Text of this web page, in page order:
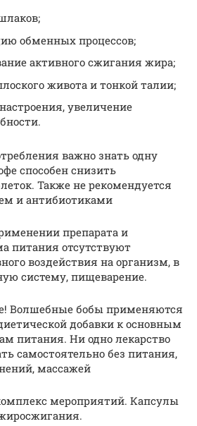
обменных процессов;
активного сжигания жира;
живота и тонкой талии;
увеличение
важно знать одну
способен снизить
Также не рекомендуется
и антибиотиками
препарата и
питания отсутствуют
воздействия на организм, в
систему, пищеварение.
Волшебные бобы применяются
добавки к основным
питания. Ни одно лекарство
самостоятельно без питания,
массажей
мероприятий. Капсулы